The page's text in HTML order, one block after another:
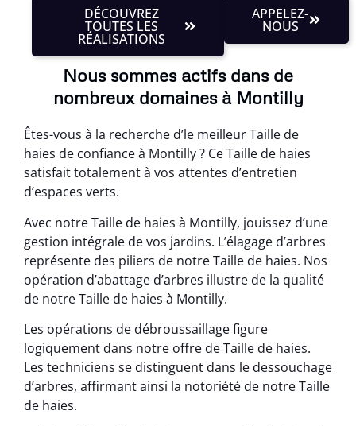
DÉCOUVREZ
TOUTES LES
RÉALISATIONS
APPELEZ-
NOUS
Nous sommes actifs dans de
nombreux domaines à Montilly
Êtes-vous à la recherche d’le meilleur Taille de
haies de confiance à Montilly ? Ce Taille de haies
satisfait totalement à vos attentes d’entretien
d’espaces verts.
Avec notre Taille de haies à Montilly, jouissez d’une
gestion intégrale de vos jardins. L’élagage d’arbres
représente des piliers de notre Taille de haies. Nos
opération d’abattage d’arbres illustre de la qualité
de notre Taille de haies à Montilly.
Les opérations de débroussaillage figure
logiquement dans notre offre de Taille de haies.
Les techniciens se distinguent dans le dessouchage
d’arbres, affirmant ainsi la notoriété de notre Taille
de haies.